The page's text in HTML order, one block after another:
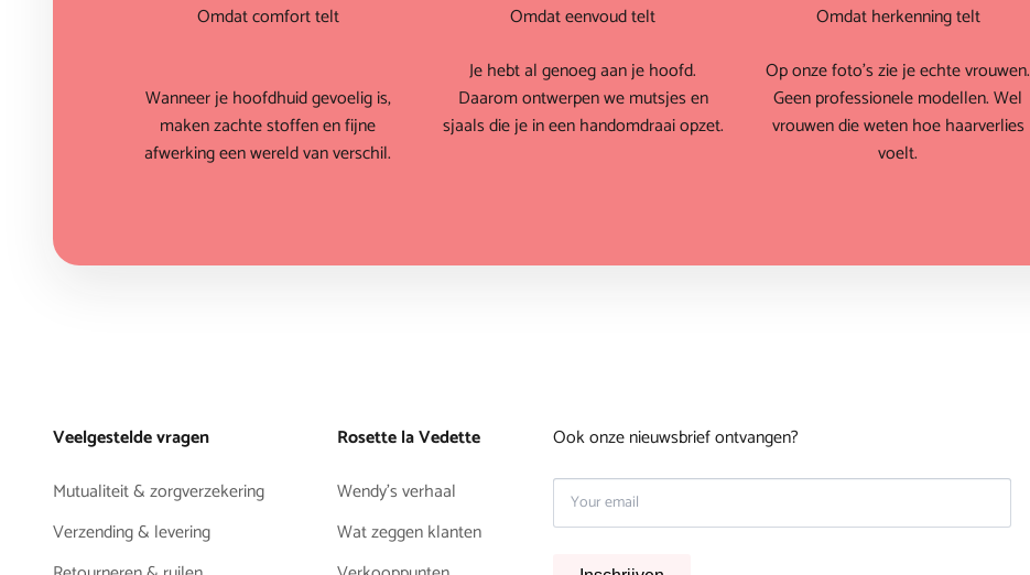
Omdat comfort telt
Wanneer je hoofdhuid gevoelig is,
maken zachte stoffen en fijne
afwerking een wereld van verschil.
Omdat eenvoud telt
Je hebt al genoeg aan je hoofd.
Daarom ontwerpen we mutsjes en
sjaals die je in een handomdraai opzet.
Omdat herkenning telt
Op onze foto's zie je echte vrouwen.
Geen professionele modellen. Wel
vrouwen die weten hoe haarverlies
voelt.
Veelgestelde vragen
Mutualiteit & zorgverzekering
Verzending & levering
Rosette la Vedette
Wendy's verhaal
Wat zeggen klanten
Ook onze nieuwsbrief ontvangen?